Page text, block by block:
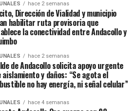
hace 2 semanas
Dirección de Vialidad y municipio
habilitar ruta provisoria que
la conectividad entre Andacollo y
hace 2 semanas
de Andacollo solicita apoyo urgente
aislamiento y daños: “Se agota el
no hay energía, ni señal celular”
hace 4 semanas